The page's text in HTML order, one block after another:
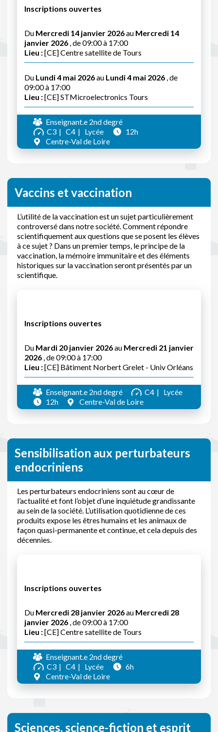
Inscriptions ouvertes
Du Mercredi 14 janvier 2026au Mercredi 14
janvier 2026 , de 09:00 à 17:00
Lieu :[CE] Centre satellite de Tours
Du Lundi 4 mai 2026au Lundi 4 mai 2026 , de
09:00 à 17:00
Lieu :[CE] STMicroelectronics Tours
Enseignant.e 2nd degré
C3
C4 Lycée
12h
Centre-Val de Loire
Vaccins et vaccination
L’utilité de la vaccination est un sujet particulièrement
controversé dans notre société. Comment répondre
scientifiquement aux questions que se posent les élèves
à ce sujet ? Dans un premier temps, le principe de la
vaccination, la mémoire immunitaire et des éléments
historiques sur la vaccination seront présentés par un
scientifique.
Inscriptions ouvertes
Du Mardi 20 janvier 2026au Mercredi 21 janvier
2026 , de 09:00 à 17:00
Lieu :[CE] Bâtiment Norbert Grelet - Univ Orléans
Enseignant.e 2nd degré C4
Lycée
12h
Centre-Val de Loire
Sensibilisation aux perturbateurs
endocriniens
Les perturbateurs endocriniens sont au cœur de
l’actualité et font l’objet d’une inquiétude grandissante
au sein de la société. L’utilisation quotidienne de ces
produits expose les êtres humains et les animaux de
façon quasi-permanente et continue, et cela depuis des
décennies.
Inscriptions ouvertes
Du Mercredi 28 janvier 2026au Mercredi 28
janvier 2026 , de 09:00 à 17:00
Lieu :[CE] Centre satellite de Tours
Enseignant.e 2nd degré
C3
C4 Lycée
6h
Centre-Val de Loire
Sciences, science-fiction et esprit